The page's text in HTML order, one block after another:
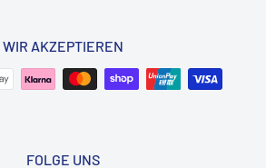
WIR AKZEPTIEREN
FOLGE UNS